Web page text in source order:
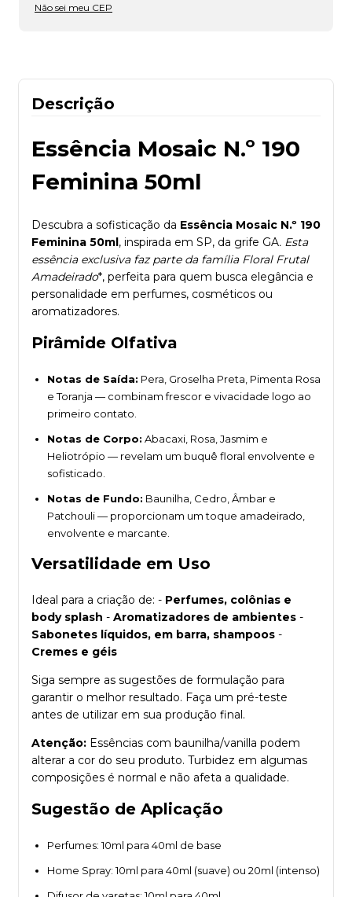
Não sei meu CEP
Descrição
Essência Mosaic N.º 190
Feminina 50ml
Descubra a sofisticação da Essência Mosaic N.º 190
Feminina 50ml, inspirada em SP, da grife GA. Esta
essência exclusiva faz parte da família Floral Frutal
Amadeirado*, perfeita para quem busca elegância e
personalidade em perfumes, cosméticos ou
aromatizadores.
Pirâmide Olfativa
Notas de Saída: Pera, Groselha Preta, Pimenta Rosa
e Toranja — combinam frescor e vivacidade logo ao
primeiro contato.
Notas de Corpo: Abacaxi, Rosa, Jasmim e
Heliotrópio — revelam um buquê floral envolvente e
sofisticado.
Notas de Fundo: Baunilha, Cedro, Âmbar e
Patchouli — proporcionam um toque amadeirado,
envolvente e marcante.
Versatilidade em Uso
Ideal para a criação de: - Perfumes, colônias e
body splash - Aromatizadores de ambientes -
Sabonetes líquidos, em barra, shampoos -
Cremes e géis
Siga sempre as sugestões de formulação para
garantir o melhor resultado. Faça um pré-teste
antes de utilizar em sua produção final.
Atenção: Essências com baunilha/vanilla podem
alterar a cor do seu produto. Turbidez em algumas
composições é normal e não afeta a qualidade.
Sugestão de Aplicação
Perfumes: 10ml para 40ml de base
Home Spray: 10ml para 40ml (suave) ou 20ml (intenso)